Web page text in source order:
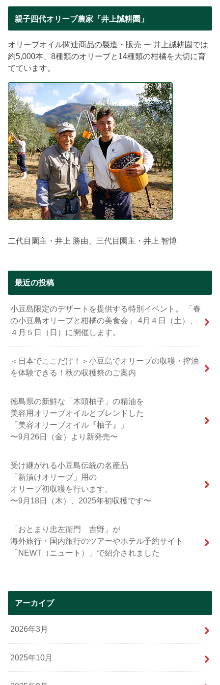
親子四代オリーブ農家「井上誠耕園」
オリーブオイル関連商品の製造・販売 ー 井上誠耕園では
約5,000本、8種類のオリーブと14種類の柑橘を大切に育
てています。
二代目園主・井上 勝由、三代目園主・井上 智博
最近の投稿
小豆島限定のデザートを提供する特別イベント。 「春
の小豆島オリーブと柑橘の美食会」 4月４日（土）、
４月５日（日）に開催します。
＜日本でここだけ！＞小豆島でオリーブの収穫・搾油
を体験できる！秋の収穫祭のご案内
徳島県の新鮮な「木頭柚子」の精油を
美容用オリーブオイルとブレンドした
「美容オリーブオイル『柚子』」
〜9月26日（金）より新発売〜
受け継がれる小豆島伝統の名産品
「新漬けオリーブ」用の
オリーブ初収穫を行います。
〜9月18日（木）、2025年初収穫です〜
「おとまり忠左衛門 吉野」が
海外旅行・国内旅行のツアーやホテル予約サイト
「NEWT（ニュート）」で紹介されました
アーカイブ
2026年3月
2025年10月